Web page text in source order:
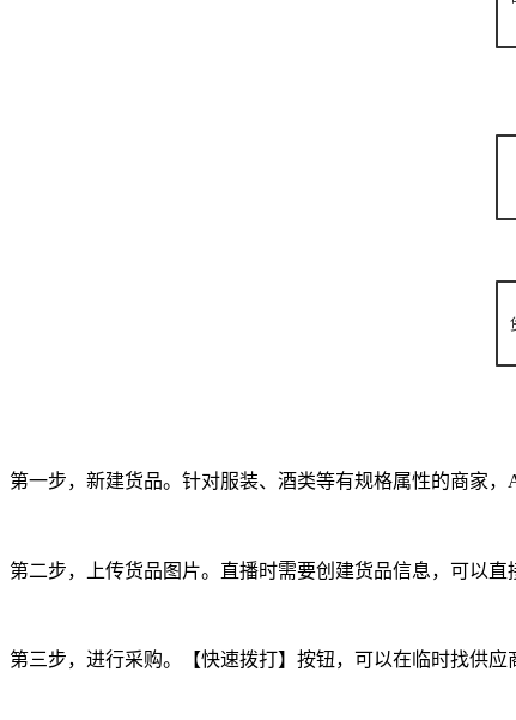
第一步，新建货品。针对服装、酒类等有规格属性的商家，
第二步，上传货品图片。直播时需要创建货品信息，可以
第三步，进行采购。【快速拨打】按钮，可以在临时找供